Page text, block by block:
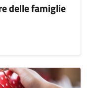
delle famiglie